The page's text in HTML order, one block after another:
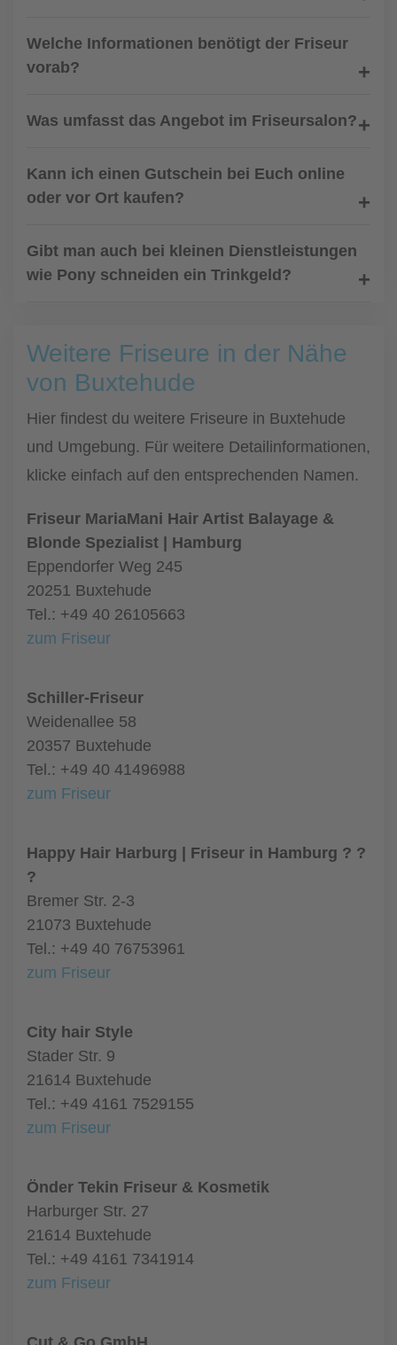
Welche Informationen benötigt der Friseur
vorab?
Was umfasst das Angebot im Friseursalon?
Kann ich einen Gutschein bei Euch online
oder vor Ort kaufen?
Gibt man auch bei kleinen Dienstleistungen
wie Pony schneiden ein Trinkgeld?
Weitere Friseure in der Nähe
von Buxtehude
Hier findest du weitere Friseure in Buxtehude
und Umgebung. Für weitere Detailinformationen,
klicke einfach auf den entsprechenden Namen.
Friseur MariaMani Hair Artist Balayage &
Blonde Spezialist | Hamburg
Eppendorfer Weg 245
20251 Buxtehude
Tel.: +49 40 26105663
zum Friseur
Schiller-Friseur
Weidenallee 58
20357 Buxtehude
Tel.: +49 40 41496988
zum Friseur
Happy Hair Harburg | Friseur in Hamburg ? ?
?
Bremer Str. 2-3
21073 Buxtehude
Tel.: +49 40 76753961
zum Friseur
City hair Style
Stader Str. 9
21614 Buxtehude
Tel.: +49 4161 7529155
zum Friseur
Önder Tekin Friseur & Kosmetik
Harburger Str. 27
21614 Buxtehude
Tel.: +49 4161 7341914
zum Friseur